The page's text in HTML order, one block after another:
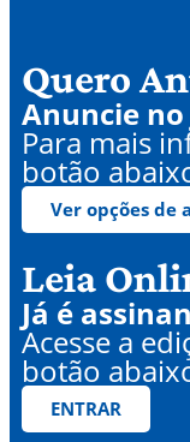
Quero
Anuncie no
Para mais
botão
Ver opções de
Leia
Já é
Acesse a
botão
ENTRAR